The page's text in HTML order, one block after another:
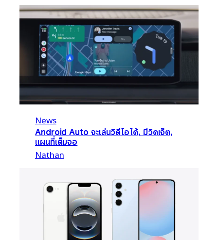
News
Android Auto จะเล่นวิดีโอได้, มีวิดเจ็ต,
แผนที่เต็มจอ
Nathan